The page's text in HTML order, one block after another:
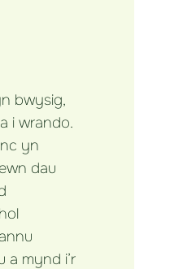
bwysig,
i wrando.
yn
dau
a mynd i’r